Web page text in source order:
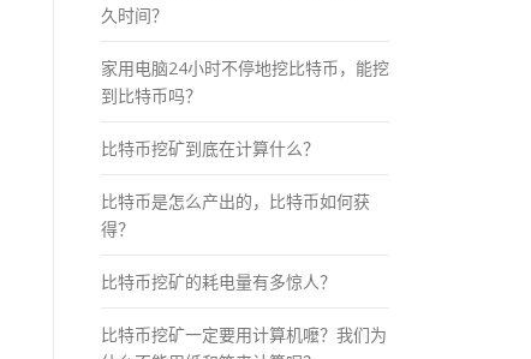
久时间？
家用电脑24小时不停地挖比特币，能挖
到比特币吗？
比特币挖矿到底在计算什么？
比特币是怎么产出的，比特币如何获
得？
比特币挖矿的耗电量有多惊人？
比特币挖矿一定要用计算机嚒？我们为